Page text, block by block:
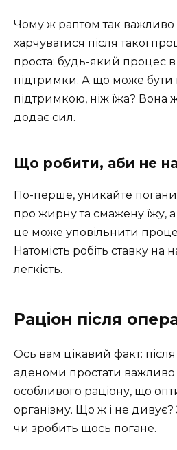
Чому ж раптом так
харчуватися після такої
проста: будь-який процес в
підтримки. А що може
підтримкою, ніж їжа? Вона
додає сил.
Що робити, аби не
По-перше, уникайте
про жирну та смажену їжу,
це може уповільнити
Натомість робіть ставку на
легкість.
Раціон після
Ось вам цікавий факт:
аденоми простати
особливого раціону, що
організму. Що ж і не
чи зробить щось погане.